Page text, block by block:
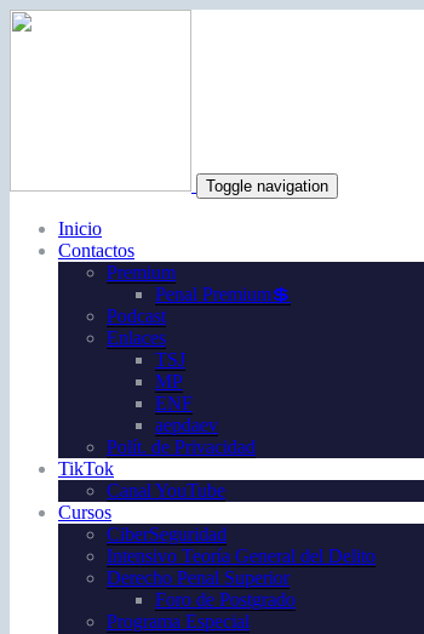
Toggle navigation
Inicio
Contactos
Premium
Penal Premium💲
Podcast
Enlaces
TSJ
MP
ENF
aepdaev
Polít. de Privacidad
TikTok
Canal YouTube
Cursos
CiberSeguridad
Intensivo Teoría General del Delito
Derecho Penal Superior
Foro de Postgrado
Programa Especial